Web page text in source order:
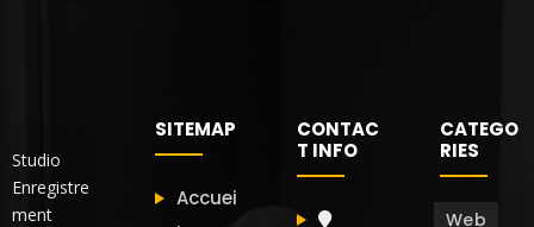
Studio
Enregistre
ment
SITEMAP
Accuei
CONTAC
T INFO
CATEGO
RIES
Web